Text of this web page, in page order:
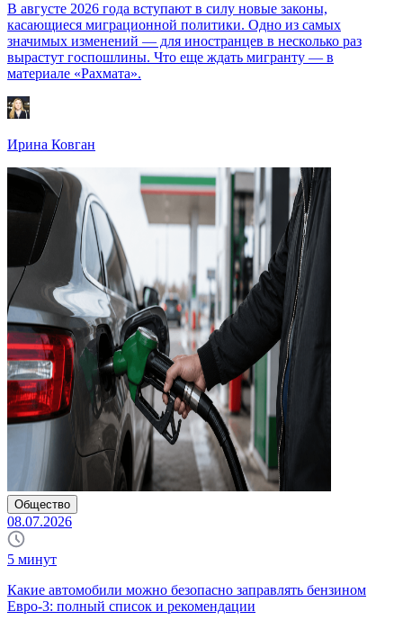
В августе 2026 года вступают в силу новые законы,
касающиеся миграционной политики. Одно из самых
значимых изменений — для иностранцев в несколько раз
вырастут госпошлины. Что еще ждать мигранту — в
материале «Рахмата».
Ирина Ковган
Общество
08.07.2026
5 минут
Какие автомобили можно безопасно заправлять бензином
Евро-3: полный список и рекомендации